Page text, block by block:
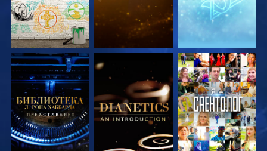
СМОТРЕТЬ
ПЕРЕДАЧИ
СМОТРЕТЬ
ПЕРЕДАЧИ
СМОТРЕТЬ